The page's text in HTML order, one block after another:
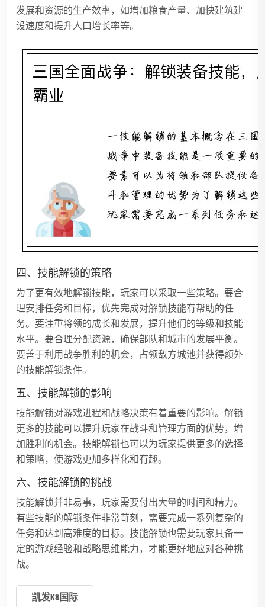
发展和资源的生产效率，如增加粮食产量、加快建筑建
设速度和提升人口增长率等。
四、技能解锁的策略
为了更有效地解锁技能，玩家可以采取一些策略。要合
理安排任务和目标，优先完成对解锁技能有帮助的任
务。要注重将领的成长和发展，提升他们的等级和技能
水平。要合理分配资源，确保部队和城市的发展平衡。
要善于利用战争胜利的机会，占领敌方城池并获得额外
的技能解锁条件。
五、技能解锁的影响
技能解锁对游戏进程和战略决策有着重要的影响。解锁
更多的技能可以提升玩家在战斗和管理方面的优势，增
加胜利的机会。技能解锁也可以为玩家提供更多的选择
和策略，使游戏更加多样化和有趣。
六、技能解锁的挑战
技能解锁并非易事，玩家需要付出大量的时间和精力。
有些技能的解锁条件非常苛刻，需要完成一系列复杂的
任务和达到高难度的目标。技能解锁也需要玩家具备一
定的游戏经验和战略思维能力，才能更好地应对各种挑
战。
凯发k8国际